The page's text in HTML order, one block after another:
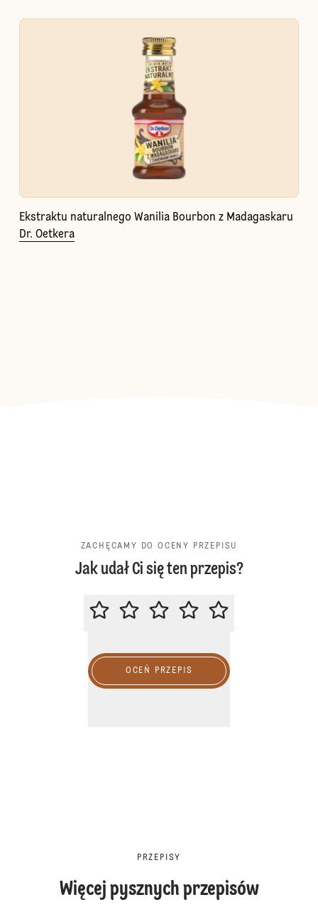
Ekstraktu naturalnego Wanilia Bourbon z Madagaskaru
Dr. Oetkera
ZACHĘCAMY DO OCENY PRZEPISU
Jak udał Ci się ten przepis?
ZACHĘCAMY DO OCENY
OCEŃ PRZEPIS
PRZEPISY
Więcej pysznych przepisów